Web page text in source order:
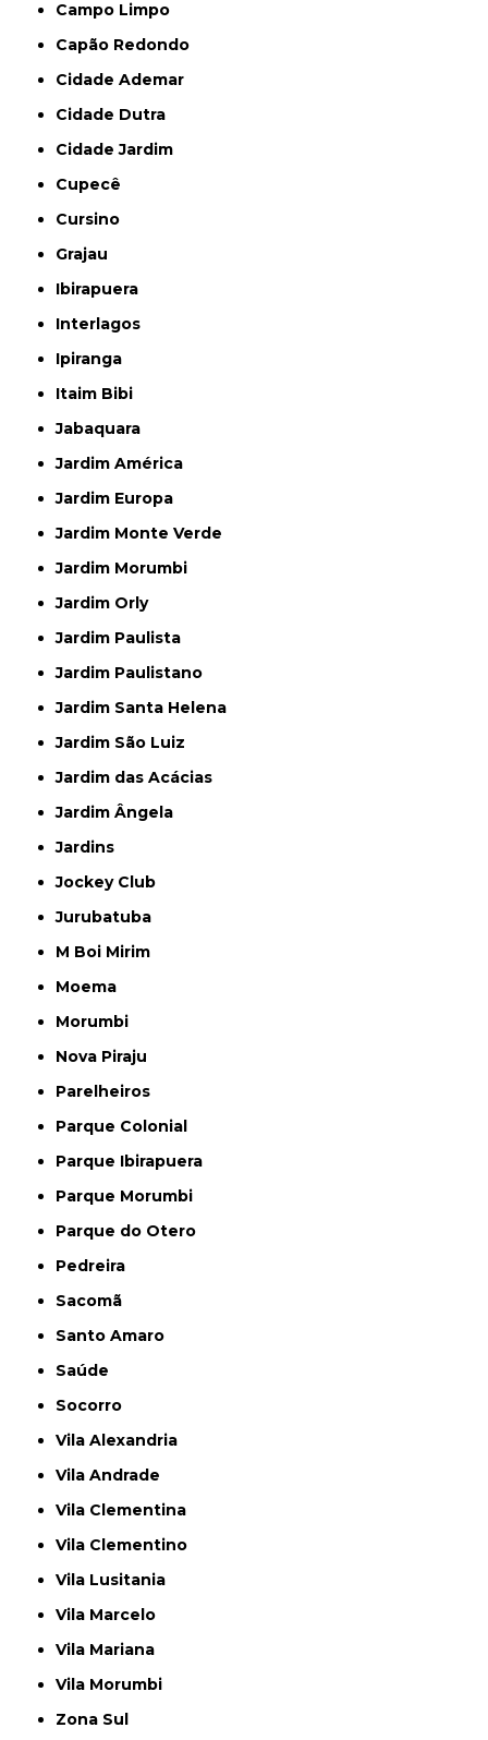
Campo Limpo
Capão Redondo
Cidade Ademar
Cidade Dutra
Cidade Jardim
Cupecê
Cursino
Grajau
Ibirapuera
Interlagos
Ipiranga
Itaim Bibi
Jabaquara
Jardim América
Jardim Europa
Jardim Monte Verde
Jardim Morumbi
Jardim Orly
Jardim Paulista
Jardim Paulistano
Jardim Santa Helena
Jardim São Luiz
Jardim das Acácias
Jardim Ângela
Jardins
Jockey Club
Jurubatuba
M Boi Mirim
Moema
Morumbi
Nova Piraju
Parelheiros
Parque Colonial
Parque Ibirapuera
Parque Morumbi
Parque do Otero
Pedreira
Sacomã
Santo Amaro
Saúde
Socorro
Vila Alexandria
Vila Andrade
Vila Clementina
Vila Clementino
Vila Lusitania
Vila Marcelo
Vila Mariana
Vila Morumbi
Zona Sul